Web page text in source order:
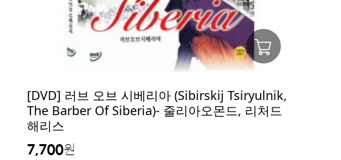
[DVD] 러브 오브 시베리아 (Sibirskij Tsiryulnik,
The Barber Of Siberia)- 줄리아오몬드, 리처드
해리스
7,700원